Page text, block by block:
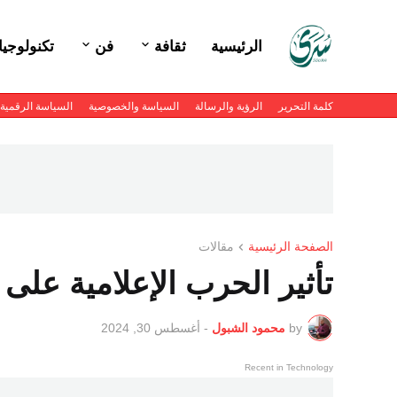
الرئيسية ثقافة فن
كلمة التحرير الرؤية والرسالة السياسة والخصوصية السياسة الرقمية
الصفحة الرئيسية مقالات
تأثير الحرب الإعلامية
by محمود الشبول - أغسطس 30, 2024
Recent in Technology